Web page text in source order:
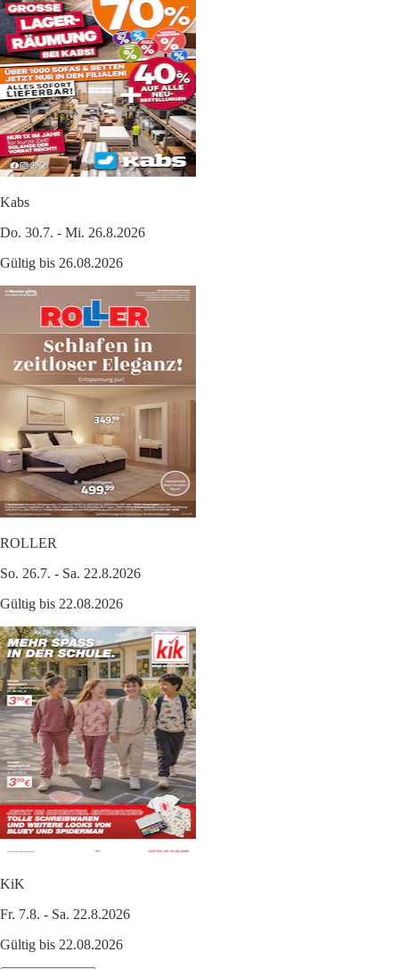
Kabs
Do. 30.7. - Mi. 26.8.2026
Gültig bis 26.08.2026
ROLLER
So. 26.7. - Sa. 22.8.2026
Gültig bis 22.08.2026
KiK
Fr. 7.8. - Sa. 22.8.2026
Gültig bis 22.08.2026